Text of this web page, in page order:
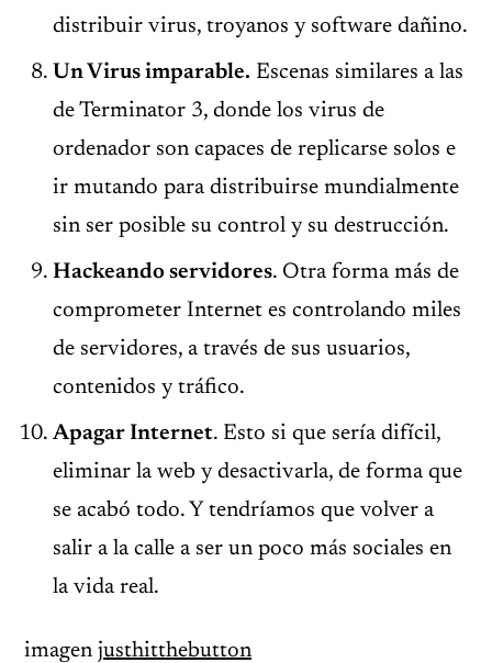
distribuir virus, troyanos y software dañino.
Un Virus imparable. Escenas similares a las
de Terminator 3, donde los virus de
ordenador son capaces de replicarse solos e
ir mutando para distribuirse mundialmente
sin ser posible su control y su destrucción.
Hackeando servidores. Otra forma más de
comprometer Internet es controlando miles
de servidores, a través de sus usuarios,
contenidos y tráfico.
Apagar Internet. Esto si que sería difícil,
eliminar la web y desactivarla, de forma que
se acabó todo. Y tendríamos que volver a
salir a la calle a ser un poco más sociales en
la vida real.
imagen justhitthebutton